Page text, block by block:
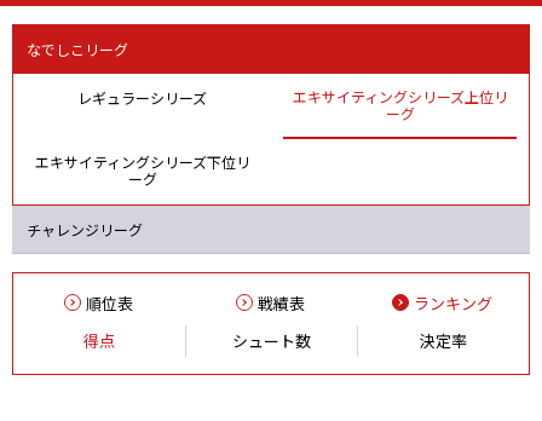
なでしこリーグ
レギュラーシリーズ
エキサイティングシリーズ上位リ
ーグ
エキサイティングシリーズ下位リ
ーグ
チャレンジリーグ
順位表 戦績表
ランキング
得点
シュート数 決定率